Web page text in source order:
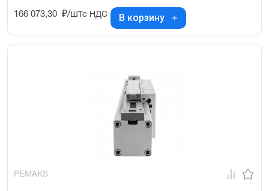
166 073,30 ₽/штс НДС В корзину
PEMAKS